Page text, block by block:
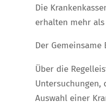
Die
erhalten mehr
Der
Über die
Untersuchungen,
Auswahl einer